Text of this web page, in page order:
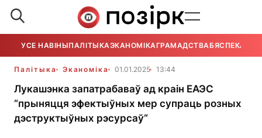
УСЕ НАВІНЫПАЛІТЫКАЭКАНОМІКАГРАМАДСТВАБЯСПЕКА
Палітыка Эканоміка 01.01.2025 13:44
Лукашэнка запатрабаваў ад краін ЕАЭС
“прыняцця эфектыўных мер супраць розных
дэструктыўных рэсурсаў“